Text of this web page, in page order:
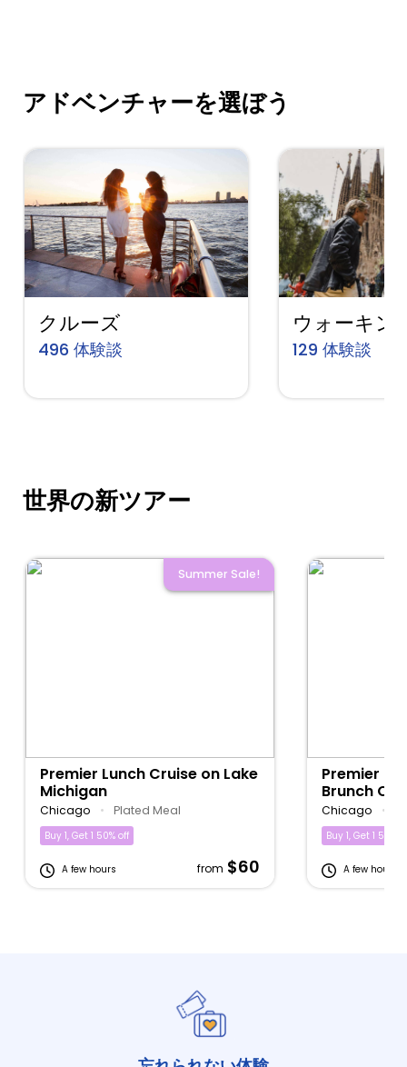
アドベンチャーを選ぼう
クルーズ
496 体験談
ウォーキン
129 体験談
世界の新ツアー
Summer Sale!
Premier Lunch Cruise on Lake
Michigan
Chicago • Plated Meal
Buy 1, Get 1 50% off
A few hours from $60
Premier
Brunch
Michigan
Chicago •
Buy 1, Get 1 50%
A few hours